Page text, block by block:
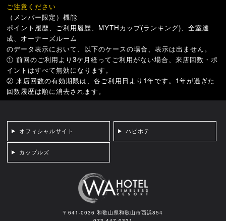
ご注意ください
（メンバー限定）機能
ポイント履歴、ご利用履歴、MYTHカップ(ランキング)、全室達
成、オーナーズルーム
のデータ表示において、以下のケースの場合、表示は出ません。
① 前回のご利用より3ケ月経ってご利用がない場合、来店回数・ポ
イントはすべて無効になります。
② 来店回数の有効期限は、各ご利用日より1年です。1年が過ぎた
回数履歴は順に消去されます。
オフィシャルサイト ハピホテ
カップルズ
〒641-0036 和歌山県和歌山市西浜854